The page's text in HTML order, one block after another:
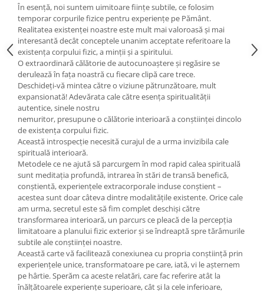
Oracol
Spiritualitate şi ştiinţă
Fără categorie
Cunoaștere
În esență, noi suntem uimitoare ființe subtile, ce folosim
temporar corpurile fizice pentru experiențe pe Pământ.
Realitatea existenței noastre este mult mai valoroasă și mai
interesantă decât conceptele unanim acceptate referitoare la
existența corpului fizic, a minții și a spiritului.
O extraordinară călătorie de autocunoaștere și regăsire se
derulează în fața noastră cu fiecare clipă care trece.
Deschideți-vă mintea către o viziune pătrunzătoare, mult
expansionată! Adevărata cale către esența spiritualității
autentice, sinele nostru
nemuritor, presupune o călătorie interioară a conștiinței dincolo
de existența corpului fizic.
Această introspecție necesită curajul de a urma invizibila cale
spirituală interioară.
Metodele ce ne ajută să parcurgem în mod rapid calea spirituală
sunt meditația profundă, intrarea în stări de transă benefică,
conștientă, experiențele extracorporale induse conștient –
acestea sunt doar câteva dintre modalitățile existente. Orice cale
am urma, secretul este să fim complet deschiși către
transformarea interioară, un parcurs ce pleacă de la percepția
limitatoare a planului fizic exterior și se îndreaptă spre tărâmurile
subtile ale conștiinței noastre.
Această carte vă facilitează conexiunea cu propria conștiință prin
experiențele unice, transformatoare pe care, iată, vi le așternem
pe hârtie. Sperăm ca aceste relatări, care fac referire atât la
înălțătoarele experiențe superioare, cât și la cele inferioare,